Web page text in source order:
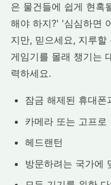
은 물건들에 쉽게 현혹
해야 하지?' '심심하면
지만, 믿으세요, 지루
게임기를 몰래 챙기는
력하세요.
잠금 해제된 휴대폰
카메라 또는 고프로
헤드랜턴
방문하려는 국가에